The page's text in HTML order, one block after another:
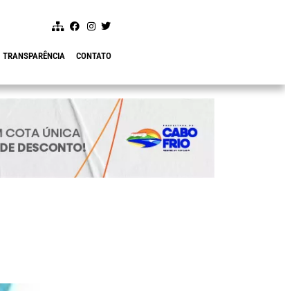
TRANSPARÊNCIA CONTATO